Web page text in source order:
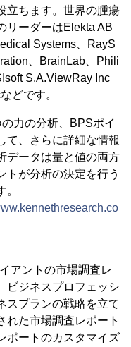
立ちます。世界の腫瘍
リーダーはElekta AB
Systems、RayS
、BrainLab、Phili
S.A.ViewRay Inc
どです。
力の分析、BPSポイ
て、さらに詳細な情報
データは量と値の両方
トが分析の決定を行う
アントの市場調査レ
ビジネスプロフェッシ
スプランの戦略を立て
れた市場調査レポート
ポートのカスタマイズ